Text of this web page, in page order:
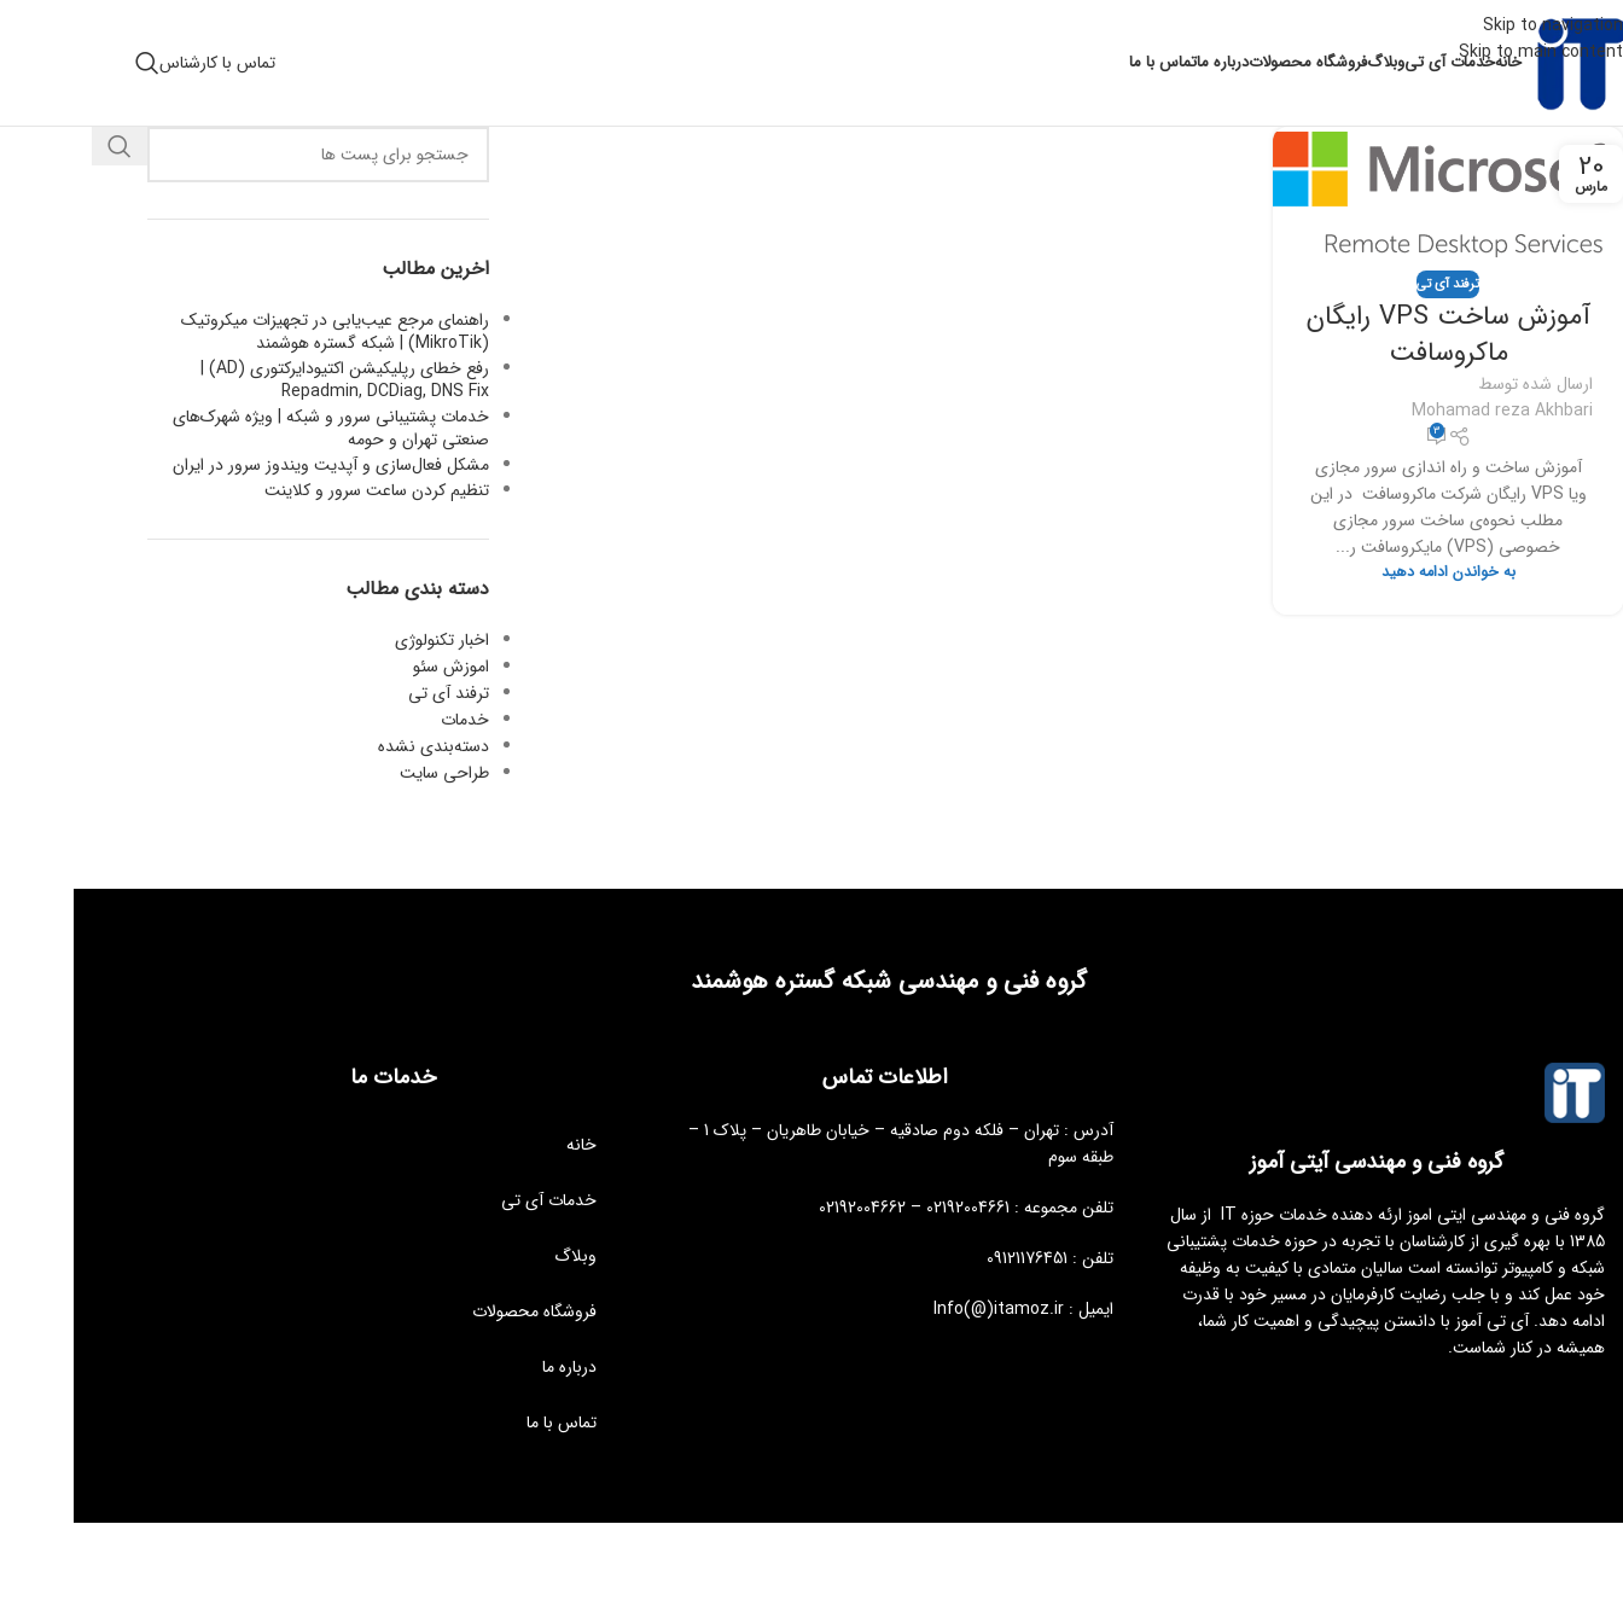
Skip to navigation
Skip to main content
خانهخدمات آی تیوبلاگفروشگاه محصولاتدرباره ماتماس با ما تماس با کارشناس
20
مارس
ترفند آی تی
آموزش ساخت VPS رایگان
ماکروسافت
ارسال شده توسط
Mohamad reza Akhbari
3
آموزش ساخت و راه اندازی سرور مجازی
ویا VPS رایگان شرکت ماکروسافت در این
مطلب نحوه‌ی ساخت سرور مجازی
خصوصی (VPS) مایکروسافت ر...
به خواندن ادامه دهید
اخرین مطالب
راهنمای مرجع عیب‌یابی در تجهیزات میکروتیک
(MikroTik) | شبکه گستره هوشمند
رفع خطای رپلیکیشن اکتیودایرکتوری (AD) |
Repadmin, DCDiag, DNS Fix
خدمات پشتیبانی سرور و شبکه | ویژه شهرک‌های
صنعتی تهران و حومه
مشکل فعال‌سازی و آپدیت ویندوز سرور در ایران
تنظیم کردن ساعت سرور و کلاینت
دسته بندی مطالب
اخبار تکنولوژی
اموزش سئو
ترفند آی تی
خدمات
دسته‌بندی نشده
طراحی سایت
گروه فنی و مهندسی شبکه گستره هوشمند
گروه فنی و مهندسی آیتی آموز
گروه فنی و مهندسی ایتی اموز ارئه دهنده خدمات حوزه IT از سال
1385 با بهره گیری از کارشناسان با تجربه در حوزه خدمات پشتیبانی
شبکه و کامپیوتر توانسته است سالیان متمادی با کیفیت به وظیفه
خود عمل کند و با جلب رضایت کارفرمایان در مسیر خود با قدرت
ادامه دهد. آی تی آموز با دانستن پیچیدگی و اهمیت کار شما،
همیشه در کنار شماست.
اطلاعات تماس
آدرس : تهران – فلکه دوم صادقیه – خیابان طاهریان – پلاک 1 –
طبقه سوم
تلفن مجموعه : 02192004661 – 02192004662
تلفن : 09121176451
ایمیل : Info(@)itamoz.ir
خدمات ما
خانه
خدمات آی تی
وبلاگ
فروشگاه محصولات
درباره ما
تماس با ما